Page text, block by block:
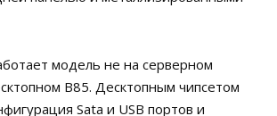
модель не на серверном
B85. Десктопным чипсетом
Sata и USB портов и